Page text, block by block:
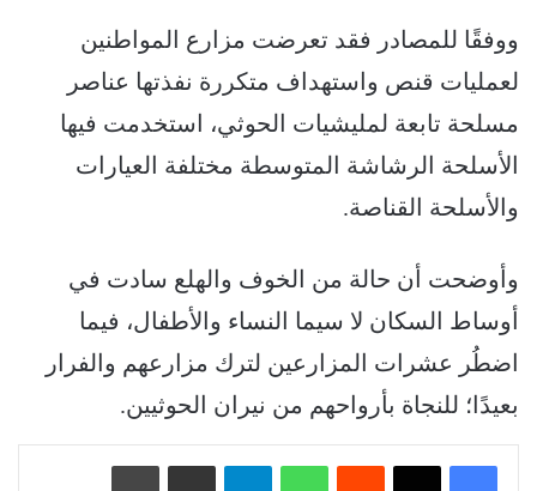
ووفقًا للمصادر فقد تعرضت مزارع المواطنين
لعمليات قنص واستهداف متكررة نفذتها عناصر
مسلحة تابعة لمليشيات الحوثي، استخدمت فيها
الأسلحة الرشاشة المتوسطة مختلفة العيارات
والأسلحة القناصة.
وأوضحت أن حالة من الخوف والهلع سادت في
أوساط السكان لا سيما النساء والأطفال، فيما
اضطُر عشرات المزارعين لترك مزارعهم والفرار
بعيدًا؛ للنجاة بأرواحهم من نيران الحوثيين.
واتساب تيلقرام